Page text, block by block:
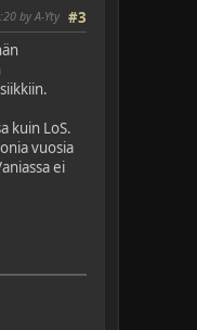
#3
by A-Yty
kuin LoS.
vuosia
ei